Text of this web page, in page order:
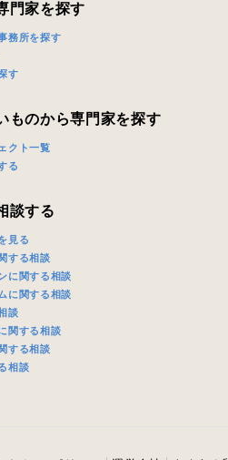
門家を探す
務所を探す
す
ものから専門家を探す
クト一覧
る
談する
見る
する相談
に関する相談
に関する相談
談
関する相談
する相談
相談